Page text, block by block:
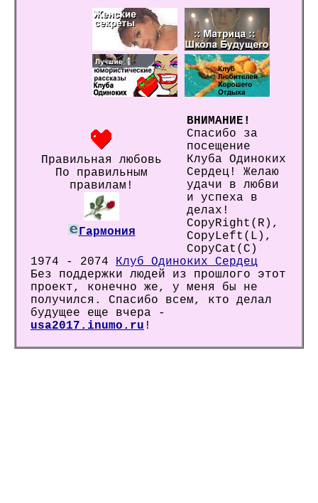
Правильная любовь
По правильным
правилам!
Гармония
ВНИМАНИЕ!
Спасибо за
посещение
Клуба Одиноких
Сердец! Желаю
удачи в любви
и успеха в
делах!
CopyRight(R),
CopyLeft(L),
CopyCat(C)
1974 - 2074 Клуб Одиноких Сердец
Без поддержки людей из прошлого этот
проект, конечно же, у меня бы не
получился. Спасибо всем, кто делал
будущее еще вчера -
usa2017.inumo.ru !